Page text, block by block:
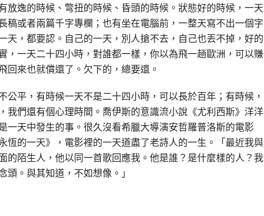
放逸的時候、彆扭的時候、昏頭的時候。狀態好的時候，一天
稿或者兩篇千字專欄；也有坐在電腦前，一整天寫不出一個字
天，都要認。自己的一天，別人搶不去，自己也丟不掉，好的
，一天二十四小時，對誰都一樣，你以為飛一趟歐洲，可以賺
回來也就償還了。欠下的，總要還。
公平，有時候一天不是二十四小時，可以長於百年；有時候，
我們還有個心理時間。喬伊斯的意識流小說《尤利西斯》洋洋
一天中發生的事。很久沒看希臘大導演安哲羅普洛斯的電影
恆的一天》，電影裡的一天道盡了老詩人的一生。「最近我與
的陌生人，他以同一首歌回應我。他是誰？是什麼樣的人？我
頭。與其知道，不如想像。」